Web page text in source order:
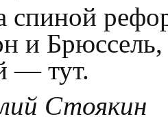
спиной
и
— тут.
Стоякин